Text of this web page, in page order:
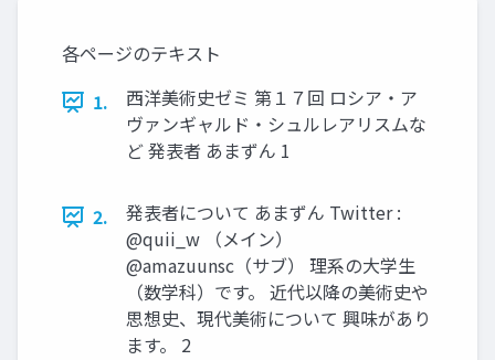
各ページのテキスト
1.
西洋美術史ゼミ 第１７回 ロシア・ア
ヴァンギャルド・シュルレアリスムな
ど 発表者 あまずん 1
2.
発表者について あまずん Twitter :
@quii_w （メイン）
@amazuunsc（サブ） 理系の大学生
（数学科）です。 近代以降の美術史や
思想史、現代美術について 興味があり
ます。 2